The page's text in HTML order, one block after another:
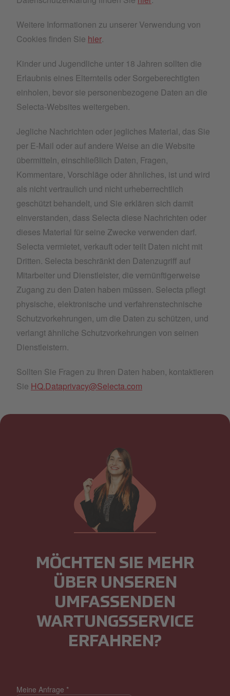
Weitere Informationen zu unserer Verwendung von
Cookies finden Sie hier.
Kinder und Jugendliche unter 18 Jahren sollten die
Erlaubnis eines Elternteils oder Sorgeberechtigten
einholen, bevor sie personenbezogene Daten an die
Selecta-Websites weitergeben.
Jegliche Nachrichten oder jegliches Material, das Sie
per E-Mail oder auf andere Weise an die Website
übermitteln, einschließlich Daten, Fragen,
Kommentare, Vorschläge oder ähnliches, ist und wird
als nicht vertraulich und nicht urheberrechtlich
geschützt behandelt, und Sie erklären sich damit
einverstanden, dass Selecta diese Nachrichten oder
dieses Material für seine Zwecke verwenden darf.
Selecta vermietet, verkauft oder teilt Daten nicht mit
Dritten. Selecta beschränkt den Datenzugriff auf
Mitarbeiter und Dienstleister, die vernünftigerweise
Zugang zu den Daten haben müssen. Selecta pflegt
physische, elektronische und verfahrenstechnische
Schutzvorkehrungen, um die Daten zu schützen, und
verlangt ähnliche Schutzvorkehrungen von seinen
Dienstleistern.
Sollten Sie Fragen zu Ihren Daten haben, kontaktieren
Sie HQ.Dataprivacy@Selecta.com
Meine Anfrage *
MÖCHTEN SIE MEHR
ÜBER UNSEREN
UMFASSENDEN
WARTUNGSSERVICE
ERFAHREN?